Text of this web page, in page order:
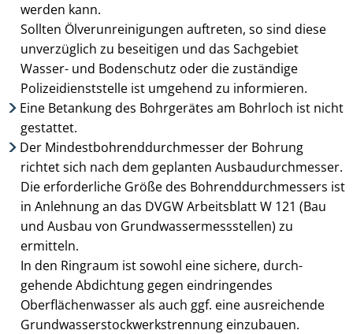
werden kann.
Sollten Ölverunreinigungen auftreten, so sind diese
unverzüglich zu beseitigen und das Sachgebiet
Wasser- und Bodenschutz oder die zuständige
Polizeidienststelle ist umgehend zu informieren.
Eine Betankung des Bohrgerätes am Bohrloch ist nicht
gestattet.
Der Mindestbohrenddurchmesser der Bohrung
richtet sich nach dem geplanten Aus­baudurchmesser.
Die erforderliche Größe des Bohrenddurchmessers ist
in Anlehnung an das DVGW Arbeitsblatt W 121 (Bau
und Ausbau von Grund­wasser­messstellen) zu
ermitteln.
In den Ringraum ist sowohl eine sichere, durch­
gehende Abdichtung gegen ein­dringendes
Oberflächen­wasser als auch ggf. eine ausreichende
Grund­wasserstock­werks­trennung einzubauen.